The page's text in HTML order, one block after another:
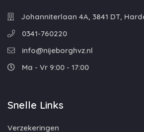
Johanniterlaan 4A, 3841 DT,
0341-760220
info@nijeborghvz.nl
Ma - Vr 9:00 - 17:00
Snelle Links
Verzekeringen